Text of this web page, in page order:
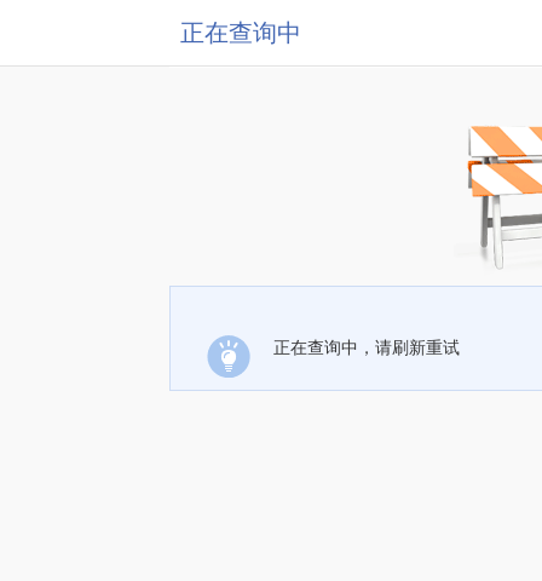
正在查询中
正在查询中，请刷新重试